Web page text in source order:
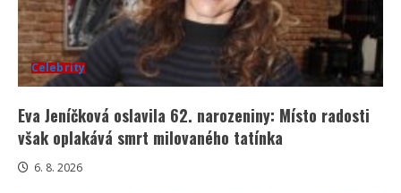
Celebrity
Eva Jeníčková oslavila 62. narozeniny: Místo radosti
však oplakává smrt milovaného tatínka
6. 8. 2026